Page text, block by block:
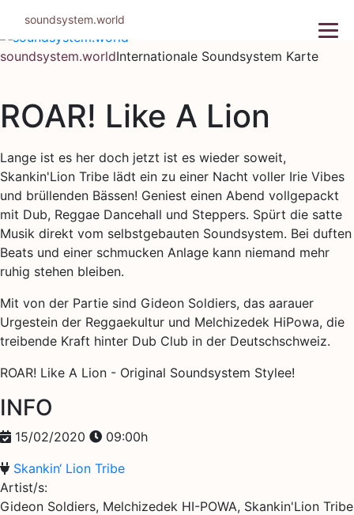
Inhalt
springen
soundsystem.worldInternationale Soundsystem Karte
ROAR! Like A Lion
Lange ist es her doch jetzt ist es wieder soweit,
Skankin'Lion Tribe lädt ein zu einer Nacht voller Irie Vibes
und brüllenden Bässen! Geniest einen Abend vollgepackt
mit Dub, Reggae Dancehall und Steppers. Spürt die satte
Musik direkt vom selbstgebauten Soundsystem. Bei duften
Beats und einer schmucken Anlage kann niemand mehr
ruhig stehen bleiben.
Mit von der Partie sind Gideon Soldiers, das aarauer
Urgestein der Reggaekultur und Melchizedek HiPowa, die
treibende Kraft hinter Dub Club in der Deutschschweiz.
ROAR! Like A Lion - Original Soundsystem Stylee!
INFO
15/02/2020
09:00h
Skankin‘ Lion Tribe
Artist/s:
Gideon Soldiers, Melchizedek HI-POWA, Skankin'Lion Tribe
soundsystem.world